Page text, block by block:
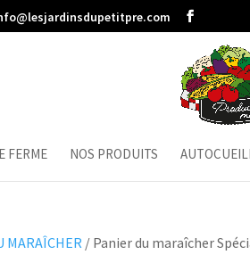
FERME NOS PRODUITS
MARAÎCHER / Panier du maraîcher